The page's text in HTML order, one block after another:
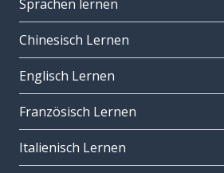
Sprachen lernen
Chinesisch Lernen
Englisch Lernen
Französisch Lernen
Italienisch Lernen